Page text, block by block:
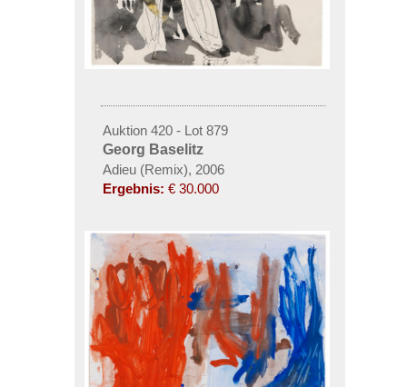
Auktion 420 - Lot 879
Georg Baselitz
Adieu (Remix), 2006
Ergebnis: € 30.000